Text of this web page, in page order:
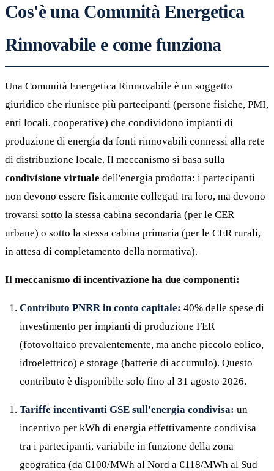
Cos'è una Comunità Energetica
Rinnovabile e come funziona
Una Comunità Energetica Rinnovabile è un soggetto
giuridico che riunisce più partecipanti (persone fisiche, PMI,
enti locali, cooperative) che condividono impianti di
produzione di energia da fonti rinnovabili connessi alla rete
di distribuzione locale. Il meccanismo si basa sulla
condivisione virtuale dell'energia prodotta: i partecipanti
non devono essere fisicamente collegati tra loro, ma devono
trovarsi sotto la stessa cabina secondaria (per le CER
urbane) o sotto la stessa cabina primaria (per le CER rurali,
in attesa di completamento della normativa).
Il meccanismo di incentivazione ha due componenti:
Contributo PNRR in conto capitale: 40% delle spese di
investimento per impianti di produzione FER
(fotovoltaico prevalentemente, ma anche piccolo eolico,
idroelettrico) e storage (batterie di accumulo). Questo
contributo è disponibile solo fino al 31 agosto 2026.
Tariffe incentivanti GSE sull'energia condivisa: un
incentivo per kWh di energia effettivamente condivisa
tra i partecipanti, variabile in funzione della zona
geografica (da €100/MWh al Nord a €118/MWh al Sud